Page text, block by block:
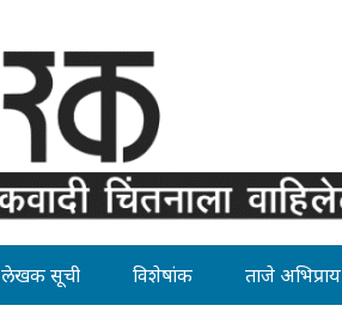
लेखक सूची विशेषांक ताजे अभिप्राय